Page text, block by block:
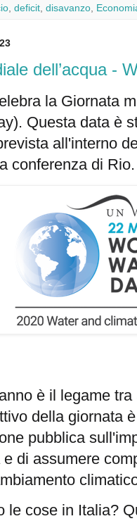
deficit disavanzo
dell’acqua -
la Giornata
). Questa data è
all'interno
conferenza di
è il legame
della giornata
pubblica
di assumere
le cose in Italia?